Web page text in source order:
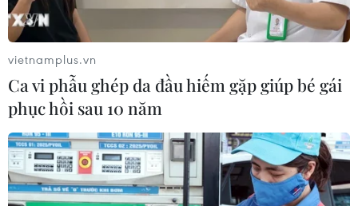
TIN CÙNG CHUYÊN MỤC
Tổng thống Trump bác tin Mỹ thiếu
hụt vũ khí vì chiến dịch Trung Đông
06/08/2026 09:40
vietnamplus.vn
Ca vi phẫu ghép da đầu hiếm gặp giúp bé gái
phục hồi sau 10 năm